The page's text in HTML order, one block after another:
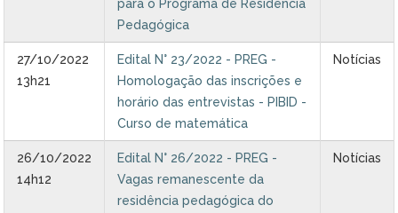
para o Programa de Residência
Pedagógica
27/10/2022
13h21
Edital N° 23/2022 - PREG -
Homologação das inscrições e
horário das entrevistas - PIBID -
Curso de matemática
Notícias
26/10/2022
14h12
Edital N° 26/2022 - PREG -
Vagas remanescente da
residência pedagógica do
Notícias